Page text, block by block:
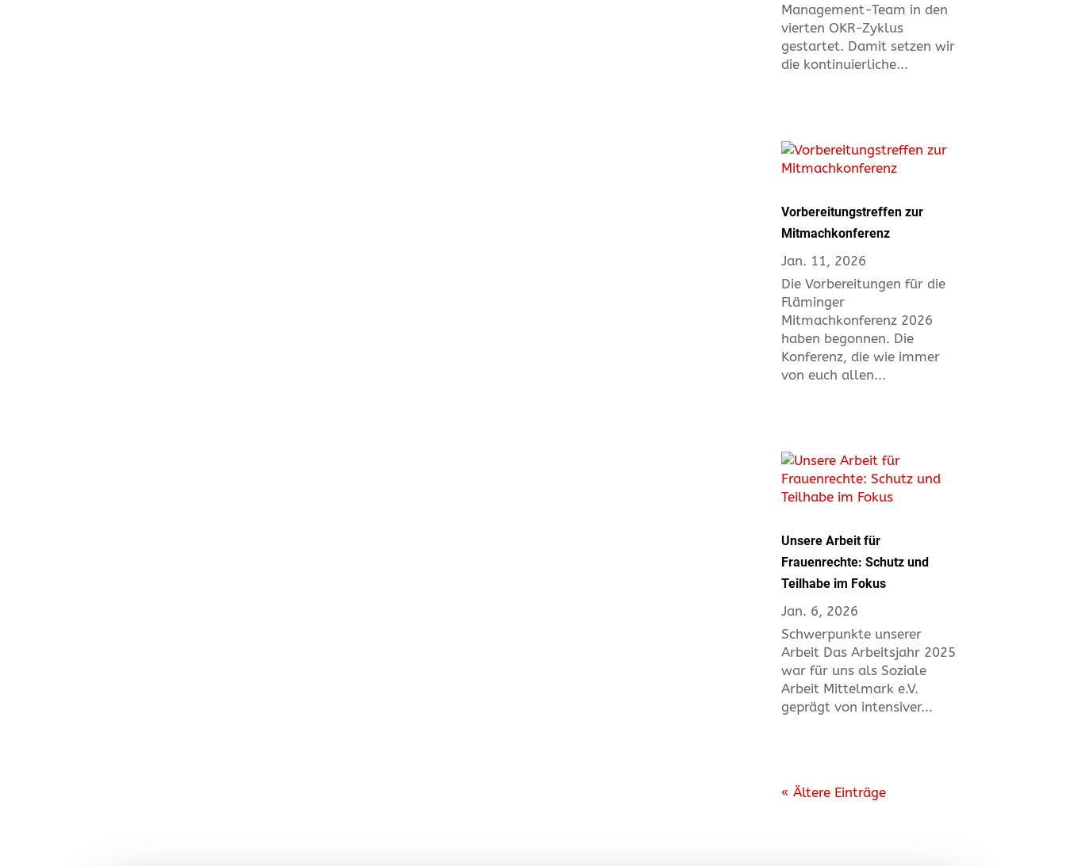
Management-Team in den
vierten OKR-Zyklus
gestartet. Damit setzen wir
die kontinuierliche...
Vorbereitungstreffen zur
Mitmachkonferenz
Jan. 11, 2026
Die Vorbereitungen für die
Fläminger
Mitmachkonferenz 2026
haben begonnen. Die
Konferenz, die wie immer
von euch allen...
Unsere Arbeit für
Frauenrechte: Schutz und
Teilhabe im Fokus
Jan. 6, 2026
Schwerpunkte unserer
Arbeit Das Arbeitsjahr 2025
war für uns als Soziale
Arbeit Mittelmark e.V.
geprägt von intensiver...
« Ältere Einträge